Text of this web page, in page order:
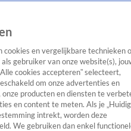
TV Algemeen
Tip
cookies en vergelijkbare technieken
gebruiker van onze website(s),
cookies accepteren” selecteert,
om onze advertenties en
producten en diensten te
en content te meten. Als je
intrekt, worden deze
We gebruiken dan enkel